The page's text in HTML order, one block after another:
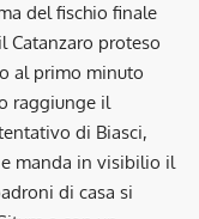
del fischio finale
Catanzaro proteso
al primo minuto
raggiunge il
di Biasci,
manda in visibilio il
di casa si